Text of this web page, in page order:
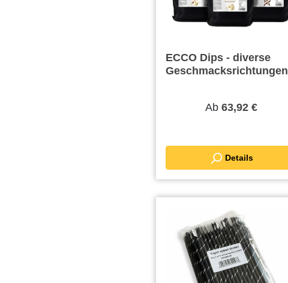
ECCO Dips - diverse
Geschmacksrichtungen
Ab 63,92 €
Details